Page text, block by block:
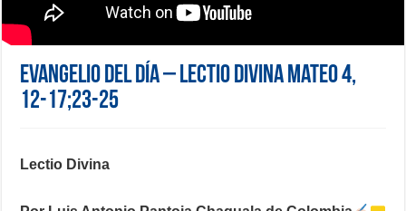
Evangelio del día – Lectio Divina Mateo 4,
12-17;23-25
Lectio Divina